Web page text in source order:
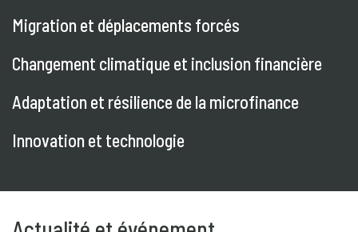
Migration et déplacements forcés
Changement climatique et inclusion financière
Adaptation et résilience de la microfinance
Innovation et technologie